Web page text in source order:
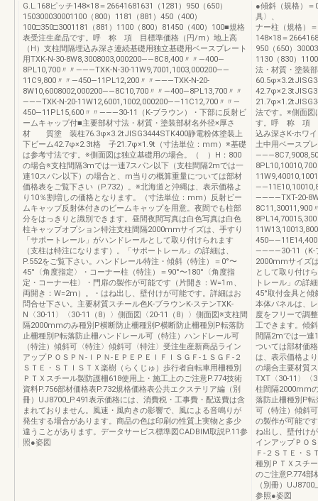
G.L.168ピッチ148×18＝26641681631（1281）950（650）
150300030001100（800）1181（881）450（400）
100□350□3001181（881）1100（800）81450（400）100■規格
表受注生産品です。呼 称 項 目標準価格（円/m）地上高
（H）支柱間隔埋込み深さ連続基礎用独立基礎用ベースプレート
用TXK-N-30-8W8,3008003,000200——8C8,400〃〃—400—
8PL10,700〃〃———TXK-N-30-11W9,7001,1003,000200——
11C9,800〃〃—450—11PL12,200〃〃———TXK-N-20-
8W10,6008002,000200——8C10,700〃〃—400—8PL13,700〃〃
———TXK-N-20-11W12,6001,1002,000200——11C12,700〃〃—
450—11PL15,600〃〃———30-11（K-ブラウン）・下部に反射ビ
ームキャップ付■主要部材寸法・材質・塗装部材名外径×厚さ
材 質塗 装柱76.3φ×3.2tJISG3444STK400静電粉体塗装上
下ビーム42.7φ×2.3t格 子21.7φ×1.9t（寸法単位：mm）※基礎
は参考寸法です。※側面図は独立基礎用の場合。（ ）H：800
の場合※支柱間隔3mでは一連7スパン以下（支柱間隔2mでは一
連10スパン以下）の場合と、m当りの概算重量については部材
価格表をご覧下さい（P.732）。※北海道と沖縄は、表示価格よ
り10％割増しの価格となります。（寸法単位：mm）反射ビー
ムキャップ反射体付きのビームキャップを用意。夜間でも柱部
分をはっきりと識別できます。昼間夜間写真は白色写真は白色
柱キャップオプション特注支柱間隔2000mmサイズは、手すり
「サポートレール」がハンドレールとして取り付けられます
（支柱は特注になります）。「サポートレール」の詳細は、
P.552をご覧下さい。ハンドレール特注・傾斜（特注）＝0°〜
45°〈角度指定〉・コーナー柱（特注）＝90°〜180°〈角度指
定・コーナー柱〉・門扉の製作が可能です（片開き：W=1ｍ、
両開き：W=2m）。・はね出し、壁付けが可能です。詳細はお
問合せ下さい。主要材質スチール色K-ブラウンK-ステンTXK-
N〈30-11〉〈30-11（8）〉側面図〈20-11（8）〉側面図※支柱間
隔2000mmのみ種別P横断防止柵種別P横断防止柵種別P転落防
止柵種別P転落防止柵ハンドレール可（特注）ハンドレール可
（特注）傾斜可〈特注〉傾斜可〈特注〉受注生産新商品ライン
アップＰＯＳＰＮ-ＩＰＮ-ＥＰＥＰＥＩＦＩＳＧＦ-１ＳＧＦ-２
ＳＴＥ・ＳＴＩＳＴＸ楽樹（らくじゅ）歩行者自転車用柵種別
ＰＴＸスチール製防護柵618使用上・施工上のご注意P.774技術
資料P.756部材価格表P.732規格価格表公共エクステリア編（別
冊）UJ8700_P.491表示価格には、消費税・工事費・配送費は含
まれておりません。風速・風向きの影響で、風による音鳴りが
発生する場合があります。商品の色は印刷の性質上実物と多少
違うことがあります。データサービス標準図CADBIM取説P.11参
照●姿図
●傾斜（規格）＝
具〉、 12.5°
ナー柱（規格）
148×18＝
950（650）
1130（830）
法・材質・塗
法です。※側面図
す。呼 称 項 目
込み深さK-ホワ
土中用ベースプ
————TXT-20-
————30-11（K-
2000mmサイズ
として取り付け
トレール」の詳
45°取付金具と傾
本体パネルは、
度をフリーで調
工できます。傾
間隔2mでは一連
ついては部材価
は、表示価格よ
の場合主要材質
TXT〈30-11〉〈
柱間隔2000mm
落防止柵種別P
可（特注）傾斜
の製作が可能で
ね出し、壁付け
インアップＰＯ
Ｆ-２ＳＴＥ・Ｓ
種別ＰＴＸスチ
のご注意P.774部
（別冊）
参照●姿図